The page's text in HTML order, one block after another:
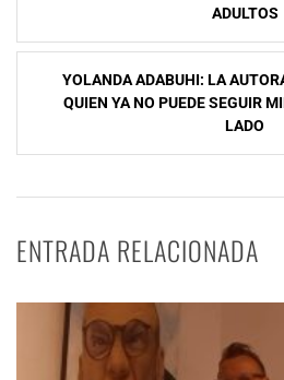
entradas
ADULTOS
YOLANDA ADABUHI: LA
QUIEN YA NO PUEDE SEGUIR
LADO
ENTRADA RELACIONADA